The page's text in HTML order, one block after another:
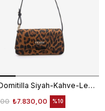
Guess Domitilla Siyah-Kahve-Leopar Desenli Kadın Omuz Çantası
₺7.830,00 %10